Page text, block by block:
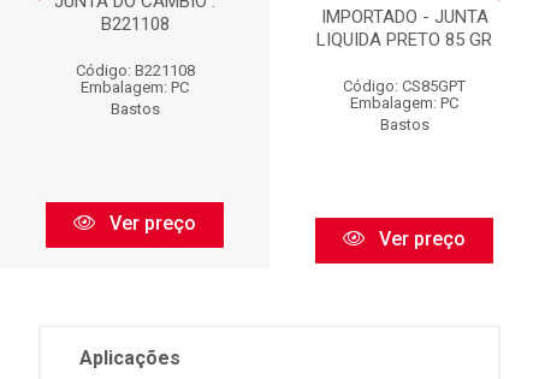
B221108
Código: B221108
Embalagem: PC
Bastos
Ver preço
IMPORTADO - JUNTA
LIQUIDA PRETO 85 GR
Código: CS85GPT
Embalagem: PC
Bastos
Ver preço
Aplicações